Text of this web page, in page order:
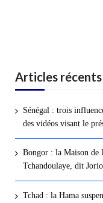
Articles récents
Sénégal : trois
des vidéos visant le
Bongor : la Maison de
Tchandoulaye, dit
Tchad : la Hama